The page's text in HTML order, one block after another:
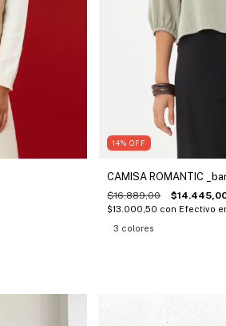
14%OFF
CAMISA ROMANTIC
$16.889,00
$13.000,50 con Efectivo
3 colores